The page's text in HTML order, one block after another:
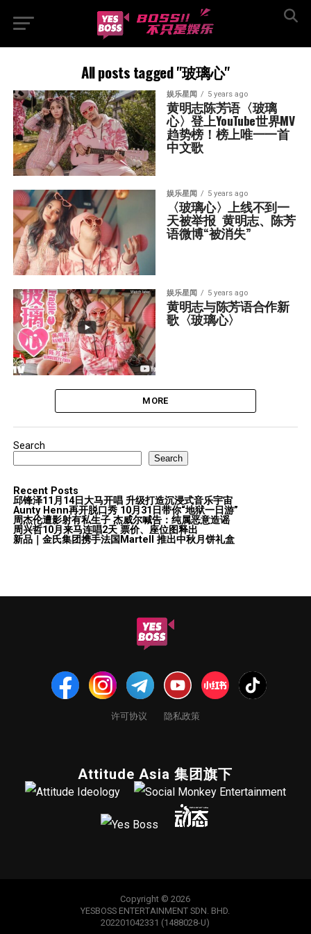
All posts tagged "玻璃心"
娱乐星闻 5 years ago
黄明志陈芳语〈玻璃
心〉登上YouTube世界MV
趋势榜！榜上唯一一首
中文歌
娱乐星闻 5 years ago
〈玻璃心〉上线不到一
天被举报  黄明志、陈芳
语微博“被消失”
娱乐星闻 5 years ago
黄明志与陈芳语合作新
歌〈玻璃心〉
MORE
Search
Search
Recent Posts
邱锋泽11月14日大马开唱 升级打造沉浸式音乐宇宙
Aunty Henn再开脱口秀 10月31日带你“地狱一日游”
周杰伦遭影射有私生子 杰威尔喊告：纯属恶意造谣
周兴哲10月来马连唱2天 票价、座位图释出
新品｜金氏集团携手法国Martell 推出中秋月饼礼盒
许可协议 隐私政策
Attitude Asia 集团旗下
Copyright © 2026
YESBOSS ENTERTAINMENT SDN. BHD.
202201042331 (1488028-U)